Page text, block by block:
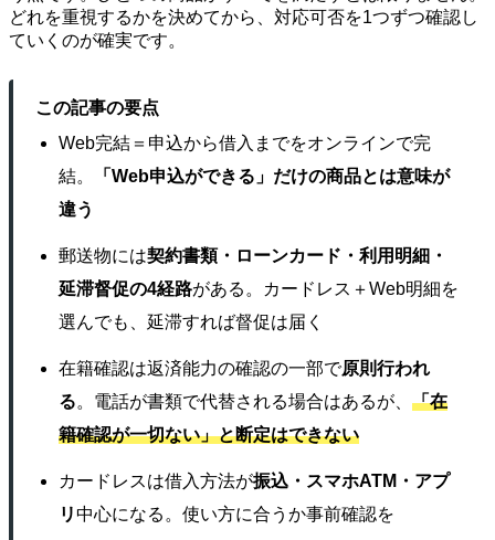
どれを重視するかを決めてから、対応可否を1つずつ確認し
ていくのが確実です。
この記事の要点
Web完結＝申込から借入までをオンラインで完
結。
「Web申込ができる」だけの商品とは意味が
違う
郵送物には契約書類・ローンカード・利用明細・
延滞督促の4経路がある。カードレス＋Web明細を
選んでも、延滞すれば督促は届く
在籍確認は返済能力の確認の一部で原則行われ
る。電話が書類で代替される場合はあるが、 「在
籍確認が一切ない」と断定はできない
カードレスは借入方法が振込・スマホATM・アプ
リ中心になる。使い方に合うか事前確認を